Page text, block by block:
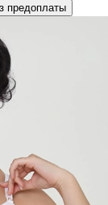
предоплаты